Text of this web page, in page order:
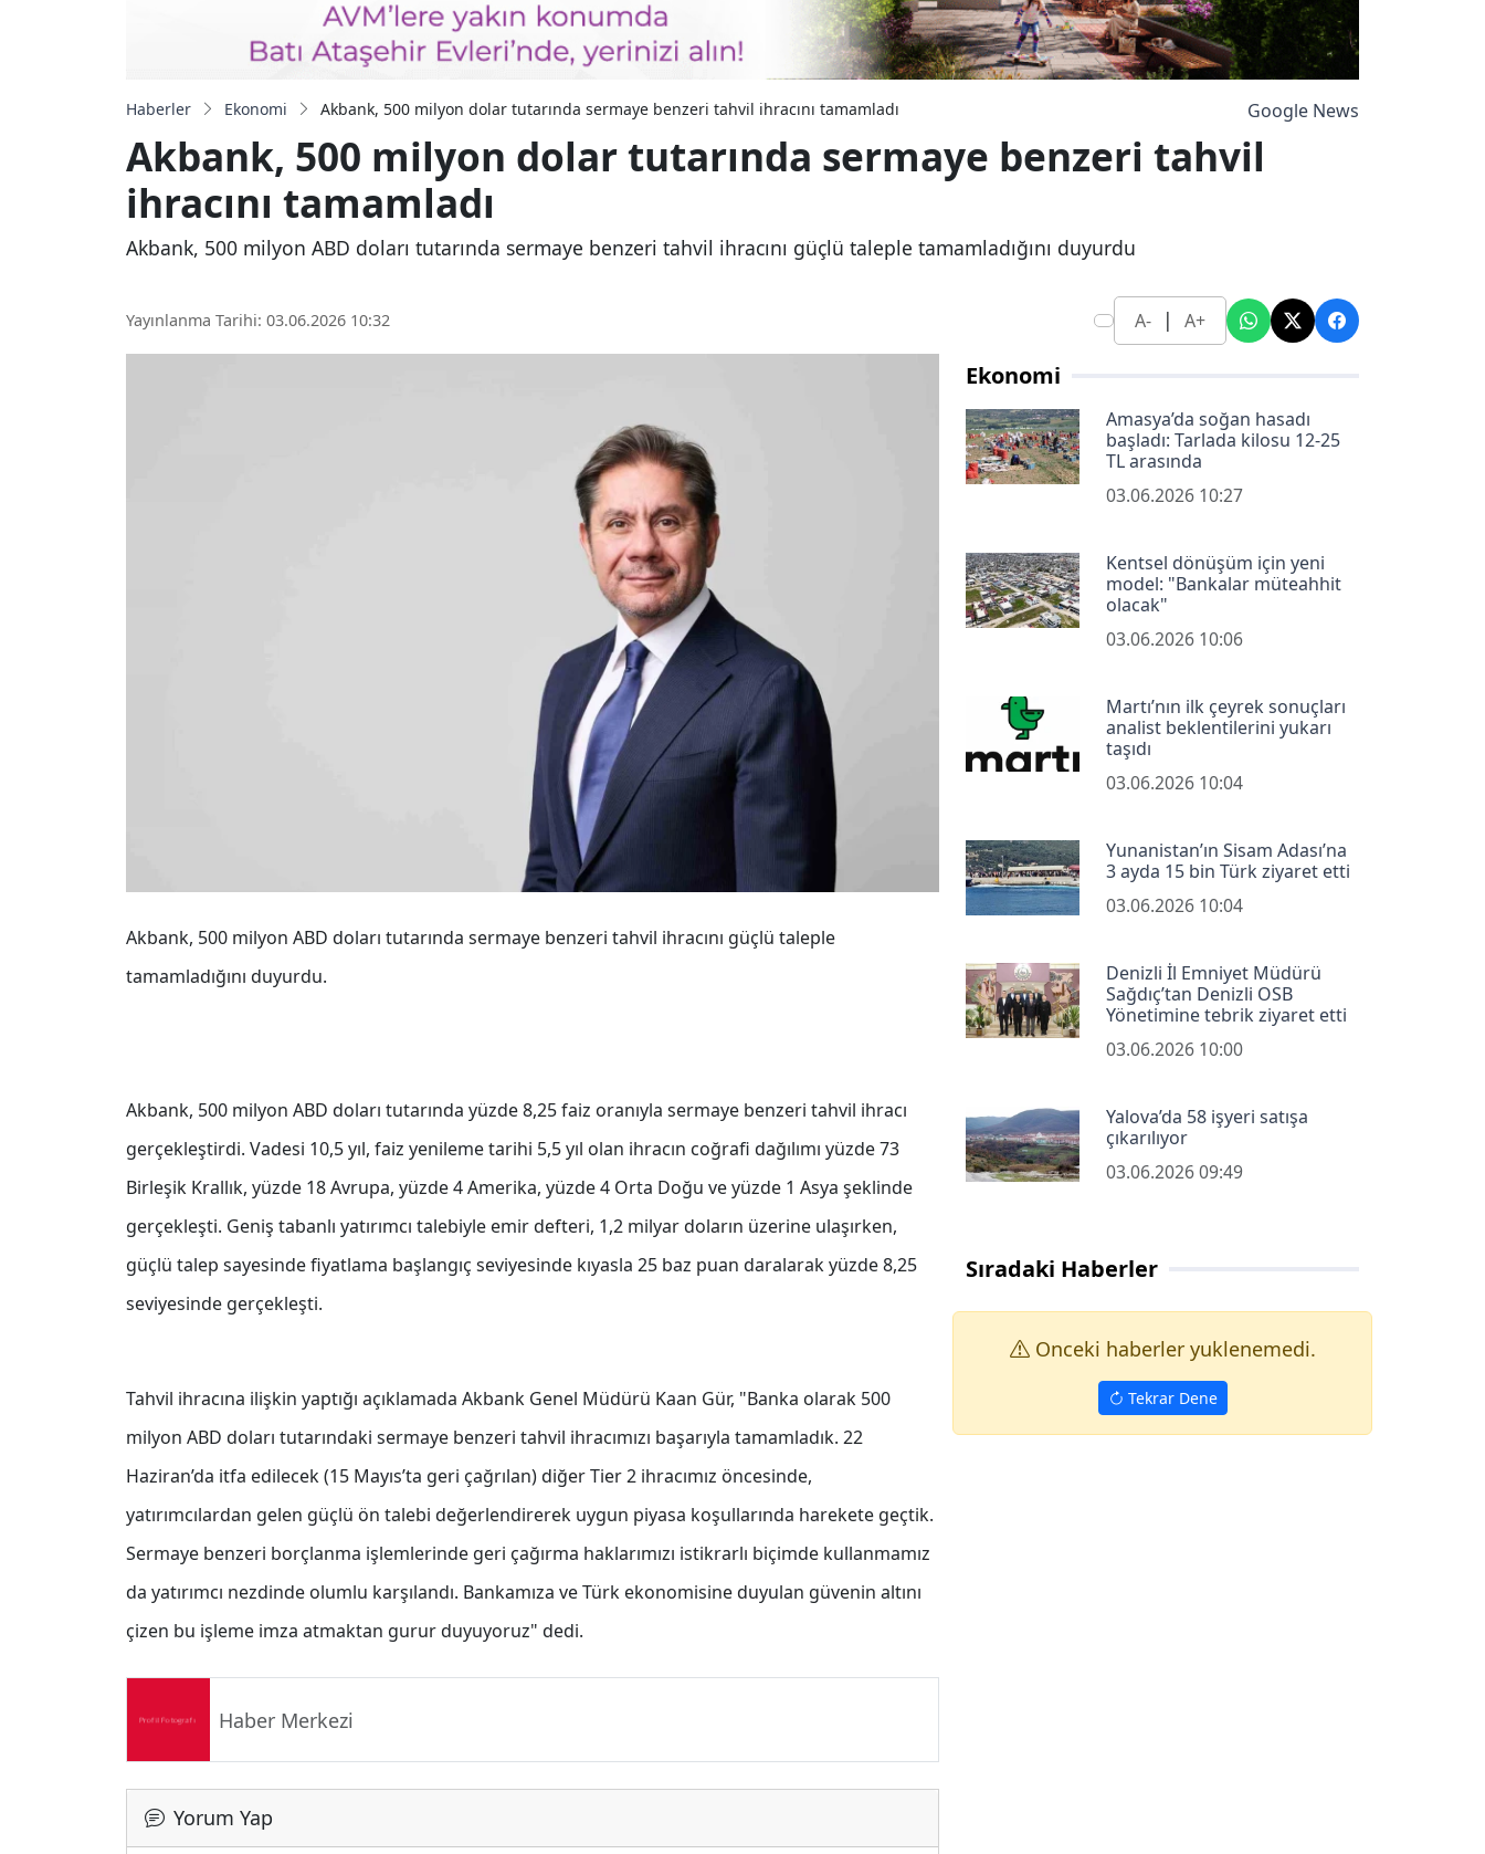
Haberler Ekonomi Akbank, 500 milyon dolar tutarında sermaye benzeri tahvil ihracını tamamladı Google News
Akbank, 500 milyon dolar tutarında sermaye benzeri tahvil
ihracını tamamladı
Akbank, 500 milyon ABD doları tutarında sermaye benzeri tahvil ihracını güçlü taleple tamamladığını duyurdu
Yayınlanma Tarihi: 03.06.2026 10:32 A- | A+
Akbank, 500 milyon ABD doları tutarında sermaye benzeri tahvil ihracını güçlü taleple
tamamladığını duyurdu.
Akbank, 500 milyon ABD doları tutarında yüzde 8,25 faiz oranıyla sermaye benzeri tahvil ihracı
gerçekleştirdi. Vadesi 10,5 yıl, faiz yenileme tarihi 5,5 yıl olan ihracın coğrafi dağılımı yüzde 73
Birleşik Krallık, yüzde 18 Avrupa, yüzde 4 Amerika, yüzde 4 Orta Doğu ve yüzde 1 Asya şeklinde
gerçekleşti. Geniş tabanlı yatırımcı talebiyle emir defteri, 1,2 milyar doların üzerine ulaşırken,
güçlü talep sayesinde fiyatlama başlangıç seviyesinde kıyasla 25 baz puan daralarak yüzde 8,25
seviyesinde gerçekleşti.
Tahvil ihracına ilişkin yaptığı açıklamada Akbank Genel Müdürü Kaan Gür, "Banka olarak 500
milyon ABD doları tutarındaki sermaye benzeri tahvil ihracımızı başarıyla tamamladık. 22
Haziran’da itfa edilecek (15 Mayıs’ta geri çağrılan) diğer Tier 2 ihracımız öncesinde,
yatırımcılardan gelen güçlü ön talebi değerlendirerek uygun piyasa koşullarında harekete geçtik.
Sermaye benzeri borçlanma işlemlerinde geri çağırma haklarımızı istikrarlı biçimde kullanmamız
da yatırımcı nezdinde olumlu karşılandı. Bankamıza ve Türk ekonomisine duyulan güvenin altını
çizen bu işleme imza atmaktan gurur duyuyoruz" dedi.
Haber Merkezi
Yorum Yap
Ekonomi
Amasya’da soğan hasadı
başladı: Tarlada kilosu 12-25
TL arasında
03.06.2026 10:27
Kentsel dönüşüm için yeni
model: "Bankalar müteahhit
olacak"
03.06.2026 10:06
Martı’nın ilk çeyrek sonuçları
analist beklentilerini yukarı
taşıdı
03.06.2026 10:04
Yunanistan’ın Sisam Adası’na
3 ayda 15 bin Türk ziyaret etti
03.06.2026 10:04
Denizli İl Emniyet Müdürü
Sağdıç’tan Denizli OSB
Yönetimine tebrik ziyaret etti
03.06.2026 10:00
Yalova’da 58 işyeri satışa
çıkarılıyor
03.06.2026 09:49
Sıradaki Haberler
Onceki haberler yuklenemedi.
Tekrar Dene